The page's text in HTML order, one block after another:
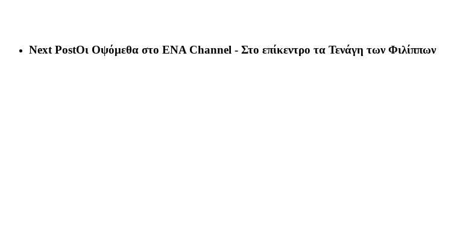
Next PostΟι Οψόμεθα στο ENA Channel - Στο επίκεντρο τα Τενάγη των Φιλίππων